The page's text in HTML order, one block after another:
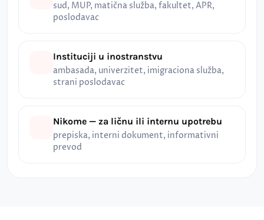
sud, MUP, matična služba, fakultet, APR,
poslodavac
Instituciji u inostranstvu
ambasada, univerzitet, imigraciona služba,
strani poslodavac
Nikome — za ličnu ili internu upotrebu
prepiska, interni dokument, informativni
prevod